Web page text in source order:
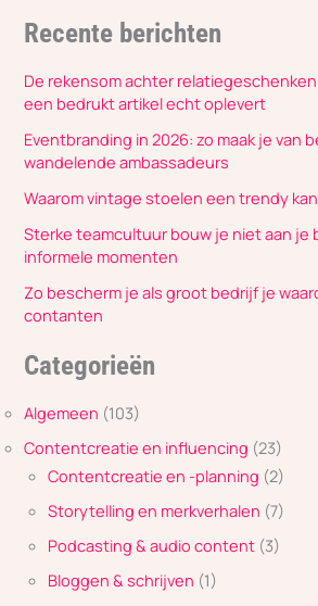
Recente berichten
De rekensom achter
een bedrukt artikel echt oplevert
Eventbranding in 2026: zo maak je van
wandelende ambassadeurs
Waarom vintage stoelen een trendy
Sterke teamcultuur bouw je niet aan je
informele momenten
Zo bescherm je als groot bedrijf je
contanten
Categorieën
Algemeen (103)
Contentcreatie en influencing (23)
Contentcreatie en -planning (2)
Storytelling en merkverhalen (7)
Podcasting & audio content (3)
Bloggen & schrijven (1)